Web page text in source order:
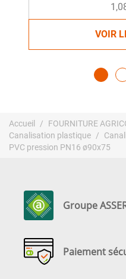
VOIR
Accueil FOURNITURE
Canalisation plastique
PVC pression PN16 ø90x75
Groupe
Paiement